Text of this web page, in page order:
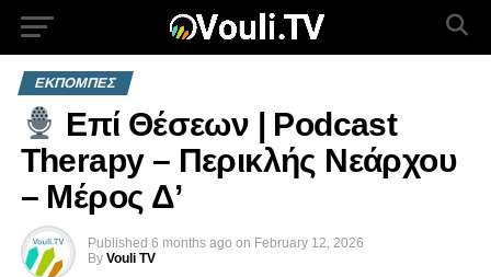
ΕΚΠΟΜΠΕΣ
Επί Θέσεων | Podcast
Therapy – Περικλής Νεάρχου
– Μέρος Δ’
Published 6 months ago on February 12, 2026
By Vouli TV